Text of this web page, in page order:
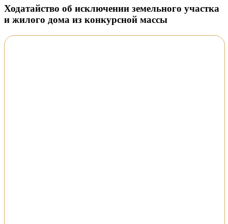
Ходатайство об исключении земельного участка
и жилого дома из конкурсной массы